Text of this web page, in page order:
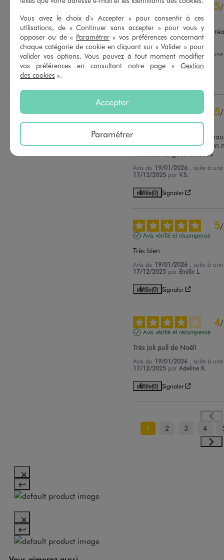
3étoiles
2
2étoiles
1
1étoile 0
Trier les avis
5/
Avis vérifié et récompensé
Taille parfaitement. Très
porté. Ma fille l’adore
Avis du19/01/2026 , suite à
14/12/2025 par Ludivine C.
5/
Avis vérifié et récompensé
Très joli pull d'hiver, bien
peut gratter il faut juste bien
manches longues dessous
Avis du 19/01/2026
, suite à
17/12/2025 parV.S.
Utile(0) Signaler
5/
Avis vérifié et récompensé
Très bien
Avis du 19/01/2026
, suite à
17/12/2025 par Emilie L.
Utile(0) Signaler
4/
Avis vérifié et récompensé
Très joli pull de Noël!
Avis du 19/01/2026
, suite à
17/12/2025 parAdeline K.
Utile(0) Signaler
1 2 3 4
Vous avez le choix d'« Accepter » pour consentir à ces
utilisations, de « Continuer sans accepter » pour vous y
opposer ou de « Paramétrer » vos préférences concernant
chaque catégorie de cookie en cliquant sur « Valider » pour
valider vos options. Vous pouvez à tout moment modifier
vos préférences en consultant notre page « Gestion
des cookies ».
Accepter
Paramétrer